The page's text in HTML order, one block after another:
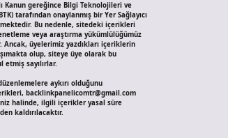
Kanun gereğince Bilgi Teknolojileri ve
tarafından onaylanmış bir Yer Sağlayıcı
Bu nedenle, sitedeki içerikleri
veya araştırma yükümlülüğümüz
Ancak, üyelerimiz yazdıkları içeriklerin
olup, siteye üye olarak bu
etmiş sayılırlar.
aykırı olduğunu
backlinkpanelicomtr@gmail.com
halinde, ilgili içerikler yasal süre
kaldırılacaktır.